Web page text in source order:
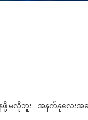
မလိုဘူး… အနက်နုလေးအ